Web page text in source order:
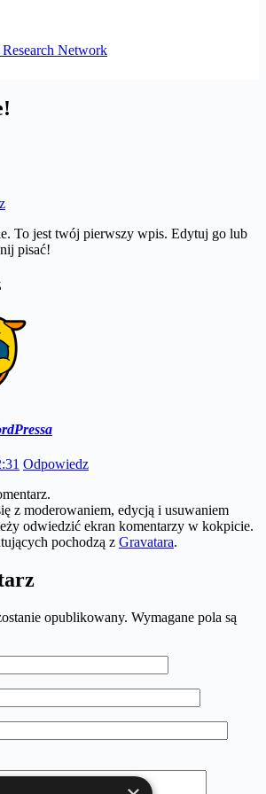
To jest twój pierwszy wpis. Edytuj go lub
pisać!
Odpowiedz
z moderowaniem, edycją i usuwaniem
odwiedzić ekran komentarzy w kokpicie.
pochodzą z Gravatara.
opublikowany. Wymagane pola są